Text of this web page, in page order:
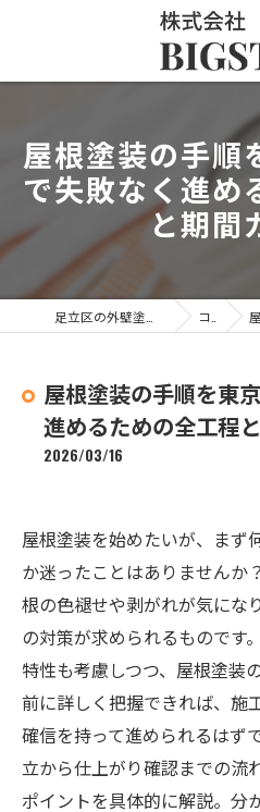
屋根塗装の手順
で失敗なく進め
と期間
コラム 屋
屋根塗装の手順を東
進めるための全工程
2026/03/16
屋根塗装を始めたいが、まず
か迷ったことはありませんか
根の色褪せや剥がれが気にな
の対策が求められるものです
特性も考慮しつつ、屋根塗装
前に詳しく把握できれば、施
確信を持って進められるはず
立から仕上がり確認までの流
ポイントを具体的に解説。分